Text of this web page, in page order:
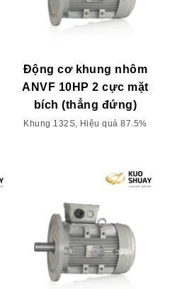
Động cơ khung nhôm
ANVF 10HP 2 cực mặt
bích (thẳng đứng)
Khung 132S, Hiệu quả 87.5%